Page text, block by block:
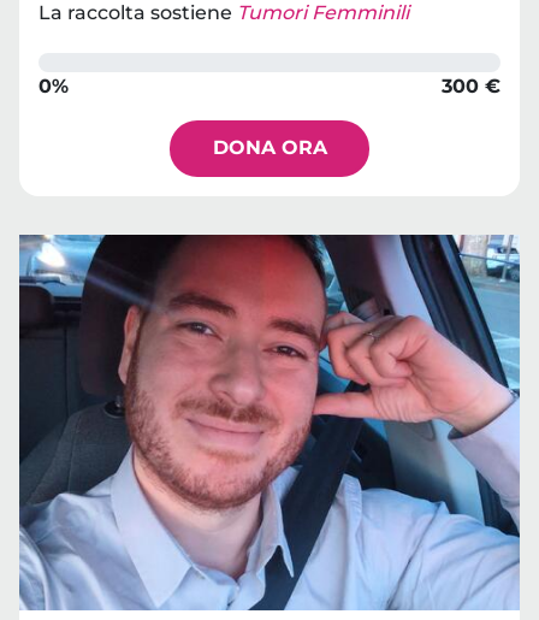
La raccolta sostiene Tumori Femminili
0% 300 €
DONA ORA